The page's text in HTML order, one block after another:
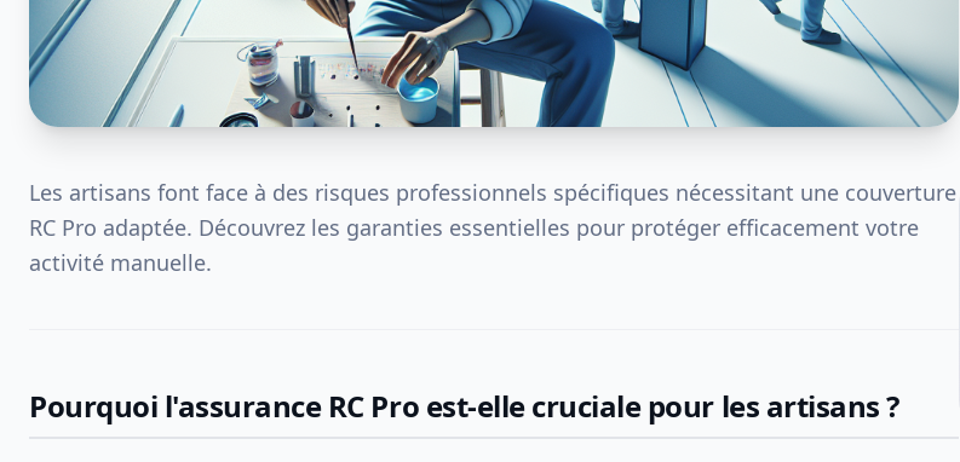
Les artisans font face à des risques professionnels spécifiques nécessitant une couverture
RC Pro adaptée. Découvrez les garanties essentielles pour protéger efficacement votre
activité manuelle.
Pourquoi l'assurance RC Pro est-elle cruciale pour les artisans ?